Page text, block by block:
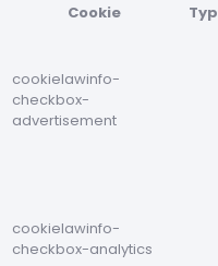
Cookie
Typ
cookielawinfo-
checkbox-
advertisement
cookielawinfo-
checkbox-analytics